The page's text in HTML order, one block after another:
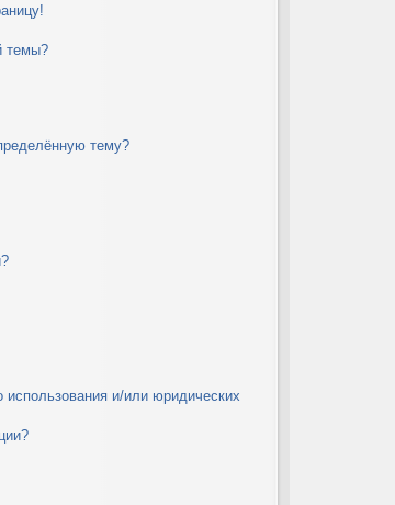
темы?
тему?
использования и/или юридических